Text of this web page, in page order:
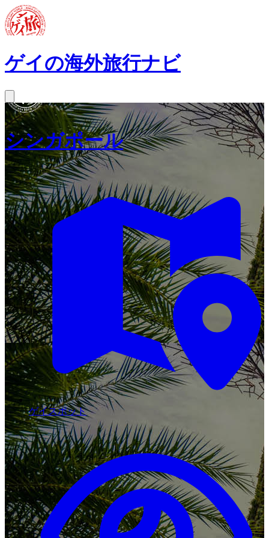
ゲイの海外旅行ナビ
シンガポール
ゲイスポット